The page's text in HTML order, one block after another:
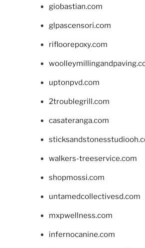
giobastian.com
glpascensori.com
rifloorepoxy.com
uptonpvd.com
2troublegrill.com
casateranga.com
walkers-treeservice.com
shopmossi.com
untamedcollectivesd.com
mxpwellness.com
infernocanine.com